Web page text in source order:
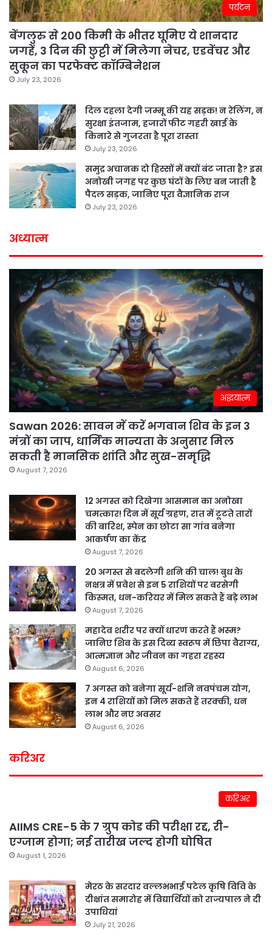
पर्यटन
बेंगलुरु से 200 किमी के भीतर घूमिए ये शानदार
जगहें, 3 दिन की छुट्टी में मिलेगा नेचर, एडवेंचर और
सुकून का परफेक्ट कॉम्बिनेशन
July 23, 2026
दिल दहला देगी जम्मू की यह सड़क! न रेलिंग, न
सुरक्षा इंतजाम, हजारों फीट गहरी खाई के
किनारे से गुजरता है पूरा रास्ता
July 23, 2026
समुद्र अचानक दो हिस्सों में क्यों बंट जाता है? इस
अनोखी जगह पर कुछ घंटों के लिए बन जाती है
पैदल सड़क, जानिए पूरा वैज्ञानिक राज
July 23, 2026
अध्यात्म
अद्धयात्म
Sawan 2026: सावन में करें भगवान शिव के इन 3
मंत्रों का जाप, धार्मिक मान्यता के अनुसार मिल
सकती है मानसिक शांति और सुख-समृद्धि
August 7, 2026
12 अगस्त को दिखेगा आसमान का अनोखा
चमत्कार! दिन में सूर्य ग्रहण, रात में टूटते तारों
की बारिश, स्पेन का छोटा सा गांव बनेगा
आकर्षण का केंद्र
August 7, 2026
20 अगस्त से बदलेगी शनि की चाल! बुध के
नक्षत्र में प्रवेश से इन 5 राशियों पर बरसेगी
किस्मत, धन-करियर में मिल सकते हैं बड़े लाभ
August 7, 2026
महादेव शरीर पर क्यों धारण करते हैं भस्म?
जानिए शिव के इस दिव्य स्वरूप में छिपा वैराग्य,
आत्मज्ञान और जीवन का गहरा रहस्य
August 6, 2026
7 अगस्त को बनेगा सूर्य-शनि नवपंचम योग,
इन 4 राशियों को मिल सकते हैं तरक्की, धन
लाभ और नए अवसर
August 6, 2026
करिअर
करिअर
AIIMS CRE-5 के 7 ग्रुप कोड की परीक्षा रद्द, री-
एग्जाम होगा; नई तारीख जल्द होगी घोषित
August 1, 2026
मेरठ के सरदार वल्लभभाई पटेल कृषि विवि के
दीक्षांत समारोह में विद्यार्थियों को राज्यपाल ने दी
उपाधियां
July 21, 2026